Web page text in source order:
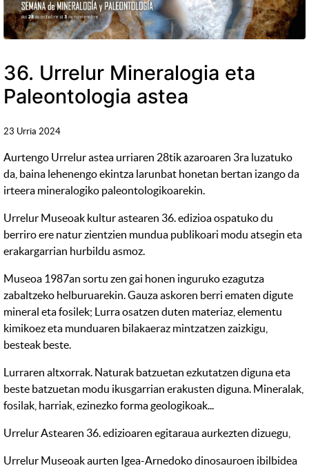
36. Urrelur Mineralogia eta
Paleontologia astea
23 Urria 2024
Aurtengo Urrelur astea urriaren 28tik azaroaren 3ra luzatuko
da, baina lehenengo ekintza larunbat honetan bertan izango da
irteera mineralogiko paleontologikoarekin.
Urrelur Museoak kultur astearen 36. edizioa ospatuko du
berriro ere natur zientzien mundua publikoari modu atsegin eta
erakargarrian hurbildu asmoz.
Museoa 1987an sortu zen gai honen inguruko ezagutza
zabaltzeko helburuarekin. Gauza askoren berri ematen digute
mineral eta fosilek; Lurra osatzen duten materiaz, elementu
kimikoez eta munduaren bilakaeraz mintzatzen zaizkigu,
besteak beste.
Lurraren altxorrak. Naturak batzuetan ezkutatzen diguna eta
beste batzuetan modu ikusgarrian erakusten diguna. Mineralak,
fosilak, harriak, ezinezko forma geologikoak...
Urrelur Astearen 36. edizioaren egitaraua aurkezten dizuegu,
Urrelur Museoak aurten Igea-Arnedoko dinosauroen ibilbidea